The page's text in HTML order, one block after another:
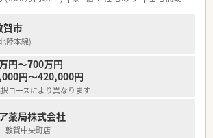
修制度、人事制度、評価制度、キャリア支援制度等
徴です
賀市
陸本線)
円～700万円
円～420,000円
コースにより異なります
薬局株式会社
敦賀中央町店